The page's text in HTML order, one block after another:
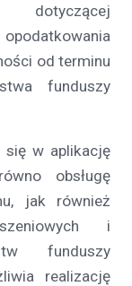
dotyczącej
od terminu
funduszy
się w aplikację
obsługę
jak również
i
funduszy
realizację